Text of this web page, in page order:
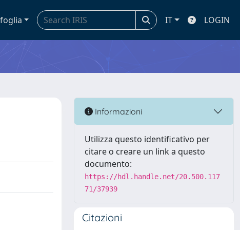
IT LOGIN
Informazioni
Utilizza questo identificativo per
citare o creare un link a questo
documento:
https://hdl.handle.net/20.500.117
71/37939
Citazioni